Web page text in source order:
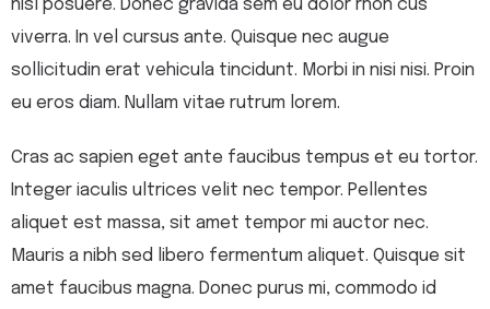
nisl posuere. Donec gravida sem eu dolor rhon cus
viverra. In vel cursus ante. Quisque nec augue
sollicitudin erat vehicula tincidunt. Morbi in nisi nisi. Proin
eu eros diam. Nullam vitae rutrum lorem.
Cras ac sapien eget ante faucibus tempus et eu tortor.
Integer iaculis ultrices velit nec tempor. Pellentes
aliquet est massa, sit amet tempor mi auctor nec.
Mauris a nibh sed libero fermentum aliquet. Quisque sit
amet faucibus magna. Donec purus mi, commodo id